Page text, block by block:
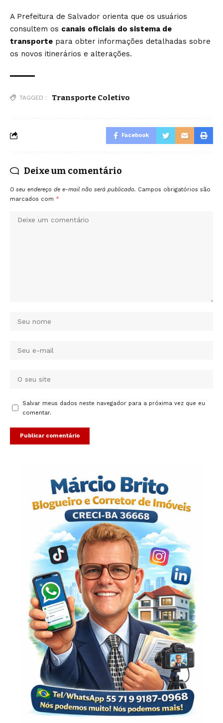
A Prefeitura de Salvador orienta que os usuários
consultem os canais oficiais do sistema de
transporte para obter informações detalhadas sobre
os novos itinerários e alterações.
TAGGED : Transporte Coletivo
Facebook
Deixe um comentário
O seu endereço de e-mail não será publicado. Campos obrigatórios são
marcados com *
Salvar meus dados neste navegador para a próxima vez que eu
comentar.